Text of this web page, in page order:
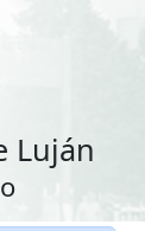
Luján